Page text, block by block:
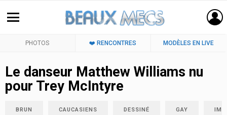
PHOTOS ❤️ RENCONTRES MODÈLES EN LIVE
Le danseur Matthew Williams nu
pour Trey McIntyre
BRUN CAUCASIENS DESSINÉ GAY